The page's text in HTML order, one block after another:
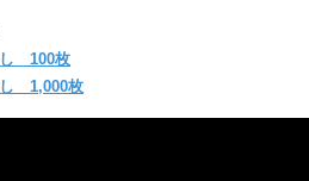
横25x縦34ｘ厚さ3cmのパッケージに収まる
100枚
1,000枚